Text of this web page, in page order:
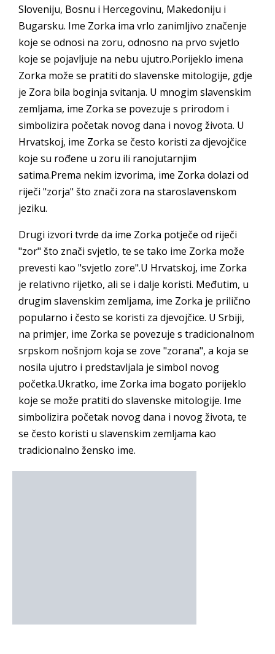
Sloveniju, Bosnu i Hercegovinu, Makedoniju i
Bugarsku. Ime Zorka ima vrlo zanimljivo značenje
koje se odnosi na zoru, odnosno na prvo svjetlo
koje se pojavljuje na nebu ujutro.Porijeklo imena
Zorka može se pratiti do slavenske mitologije, gdje
je Zora bila boginja svitanja. U mnogim slavenskim
zemljama, ime Zorka se povezuje s prirodom i
simbolizira početak novog dana i novog života. U
Hrvatskoj, ime Zorka se često koristi za djevojčice
koje su rođene u zoru ili ranojutarnjim
satima.Prema nekim izvorima, ime Zorka dolazi od
riječi "zorja" što znači zora na staroslavenskom
jeziku.
Drugi izvori tvrde da ime Zorka potječe od riječi
"zor" što znači svjetlo, te se tako ime Zorka može
prevesti kao "svjetlo zore".U Hrvatskoj, ime Zorka
je relativno rijetko, ali se i dalje koristi. Međutim, u
drugim slavenskim zemljama, ime Zorka je prilično
popularno i često se koristi za djevojčice. U Srbiji,
na primjer, ime Zorka se povezuje s tradicionalnom
srpskom nošnjom koja se zove "zorana", a koja se
nosila ujutro i predstavljala je simbol novog
početka.Ukratko, ime Zorka ima bogato porijeklo
koje se može pratiti do slavenske mitologije. Ime
simbolizira početak novog dana i novog života, te
se često koristi u slavenskim zemljama kao
tradicionalno žensko ime.